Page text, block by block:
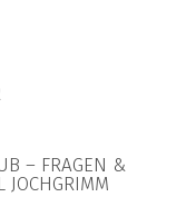
– FRAGEN &
JOCHGRIMM